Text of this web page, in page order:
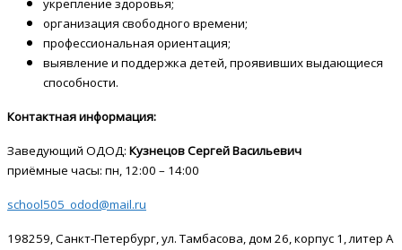
укрепление здоровья;
организация свободного времени;
профессиональная ориентация;
выявление и поддержка детей, проявивших выдающиеся
способности.
Контактная информация:
Заведующий ОДОД: Кузнецов Сергей Васильевич
приёмные часы: пн, 12:00 – 14:00
school505_odod@mail.ru
198259, Санкт-Петербург, ул. Тамбасова, дом 26, корпус 1, литер А